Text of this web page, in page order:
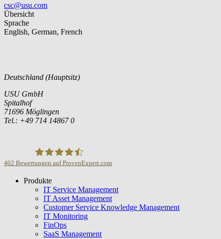
csc@usu.com
Übersicht
Sprache
English, German, French
Deutschland (Hauptsitz)
USU GmbH
Spitalhof
71696 Möglingen
Tel.: +49 714 14867 0
USU GmbH
402 Bewertungen auf ProvenExpert.com
Produkte
IT Service Management
IT Asset Management
Customer Service Knowledge Management
IT Monitoring
FinOps
SaaS Management